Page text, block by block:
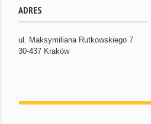
ADRES
ul. Maksymiliana Rutkowskiego 7
30-437 Kraków